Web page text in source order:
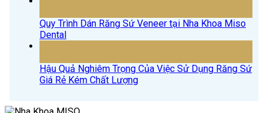
Quy Trình Dán Răng Sứ Veneer tại Nha Khoa Miso
Dental
Hậu Quả Nghiêm Trọng Của Việc Sử Dụng Răng Sứ
Giá Rẻ Kém Chất Lượng